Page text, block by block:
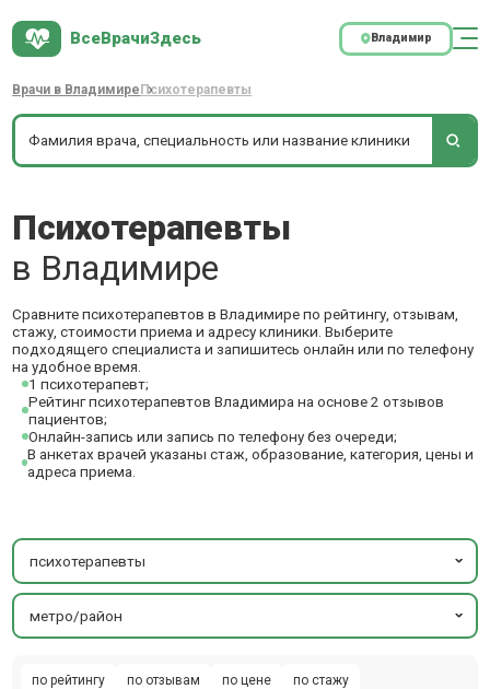
ВсеВрачиЗдесь Владимир
Врачи в Владимире Психотерапевты
Психотерапевты
в Владимире
Сравните психотерапевтов в Владимире по рейтингу, отзывам,
стажу, стоимости приема и адресу клиники. Выберите
подходящего специалиста и запишитесь онлайн или по телефону
на удобное время.
1 психотерапевт;
Рейтинг психотерапевтов Владимира на основе 2 отзывов
пациентов;
Онлайн-запись или запись по телефону без очереди;
В анкетах врачей указаны стаж, образование, категория, цены и
адреса приема.
психотерапевты
метро/район
по рейтингу по отзывам по цене по стажу